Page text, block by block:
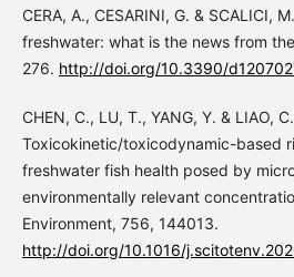
CERA, A., CESARINI, G. & SCALICI,
freshwater: what is the news from
276. http://doi.org/10.3390/
CHEN, C., LU, T., YANG, Y. & LIAO,
Toxicokinetic/toxicodynamic-based
freshwater fish health posed by
environmentally relevant
Environment, 756, 144013.
http://doi.org/10.1016/